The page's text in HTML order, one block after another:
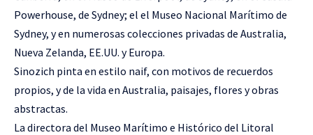
Powerhouse, de Sydney; el el Museo Nacional Marítimo de
Sydney, y en numerosas colecciones privadas de Australia,
Nueva Zelanda, EE.UU. y Europa.
Sinozich pinta en estilo naif, con motivos de recuerdos
propios, y de la vida en Australia, paisajes, flores y obras
abstractas.
La directora del Museo Marítimo e Histórico del Litoral